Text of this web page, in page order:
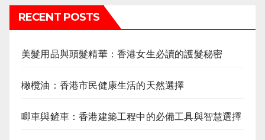
RECENT POSTS
美髮用品與頭髮精華：香港女生必讀的護髮秘密
橄欖油：香港市民健康生活的天然選擇
唧車與鏟車：香港建築工程中的必備工具與智慧選擇